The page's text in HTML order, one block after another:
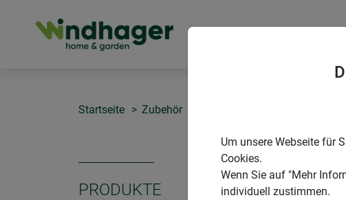
Startseite Zubehör
PRODUKTE
Um unsere Webseite für
Cookies.
Wenn Sie auf "Mehr
individuell zustimmen.